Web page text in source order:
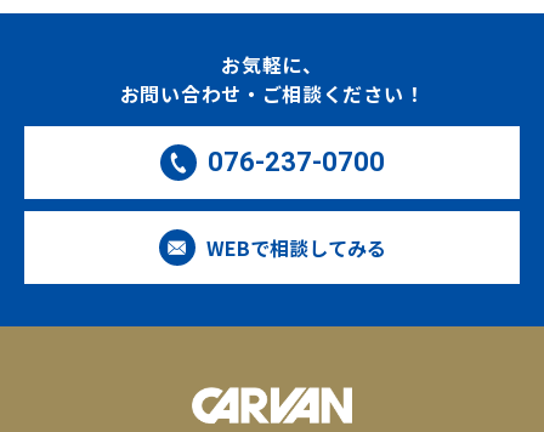
お気軽に、
お問い合わせ・ご相談ください！
076-237-0700
WEBで相談してみる